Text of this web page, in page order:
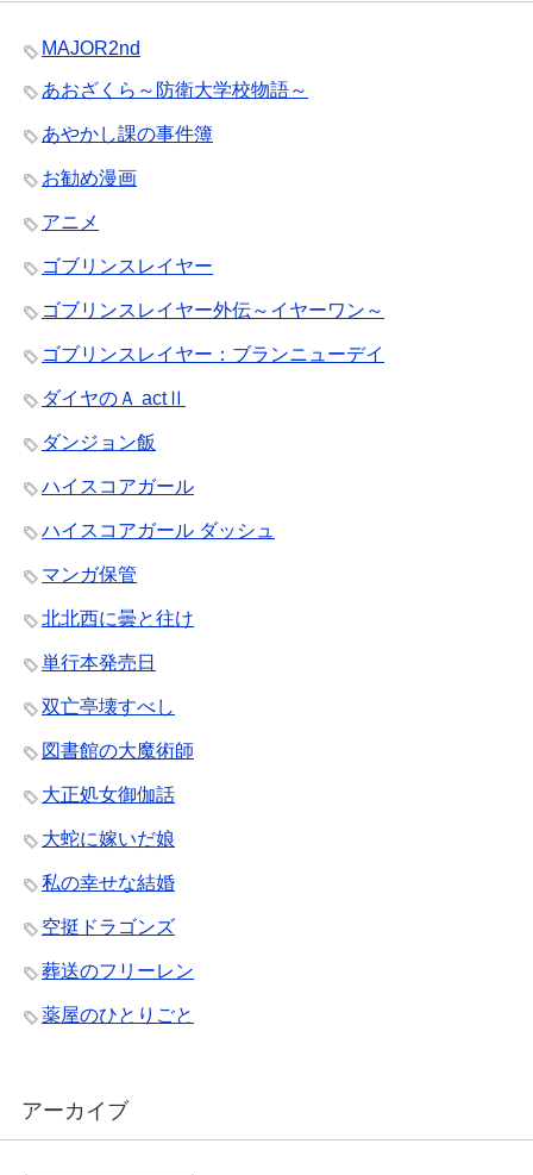
MAJOR2nd
あおざくら～防衛大学校物語～
あやかし課の事件簿
お勧め漫画
アニメ
ゴブリンスレイヤー
ゴブリンスレイヤー外伝～イヤーワン～
ゴブリンスレイヤー：ブランニューデイ
ダイヤのＡ actⅡ
ダンジョン飯
ハイスコアガール
ハイスコアガール ダッシュ
マンガ保管
北北西に曇と往け
単行本発売日
双亡亭壊すべし
図書館の大魔術師
大正処女御伽話
大蛇に嫁いだ娘
私の幸せな結婚
空挺ドラゴンズ
葬送のフリーレン
薬屋のひとりごと
アーカイブ